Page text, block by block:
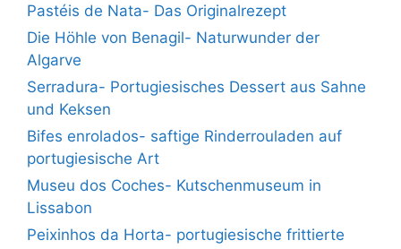
Pastéis de Nata- Das Originalrezept
Die Höhle von Benagil- Naturwunder der
Algarve
Serradura- Portugiesisches Dessert aus Sahne
und Keksen
Bifes enrolados- saftige Rinderrouladen auf
portugiesische Art
Museu dos Coches- Kutschenmuseum in
Lissabon
Peixinhos da Horta- portugiesische frittierte